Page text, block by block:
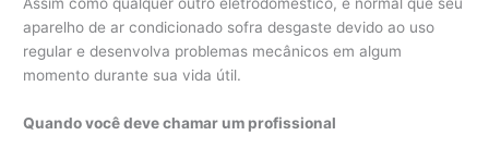
aparelho de ar condicionado sofra desgaste devido ao uso
regular e desenvolva problemas mecânicos em algum
momento durante sua vida útil.
Quando você deve chamar um profissional